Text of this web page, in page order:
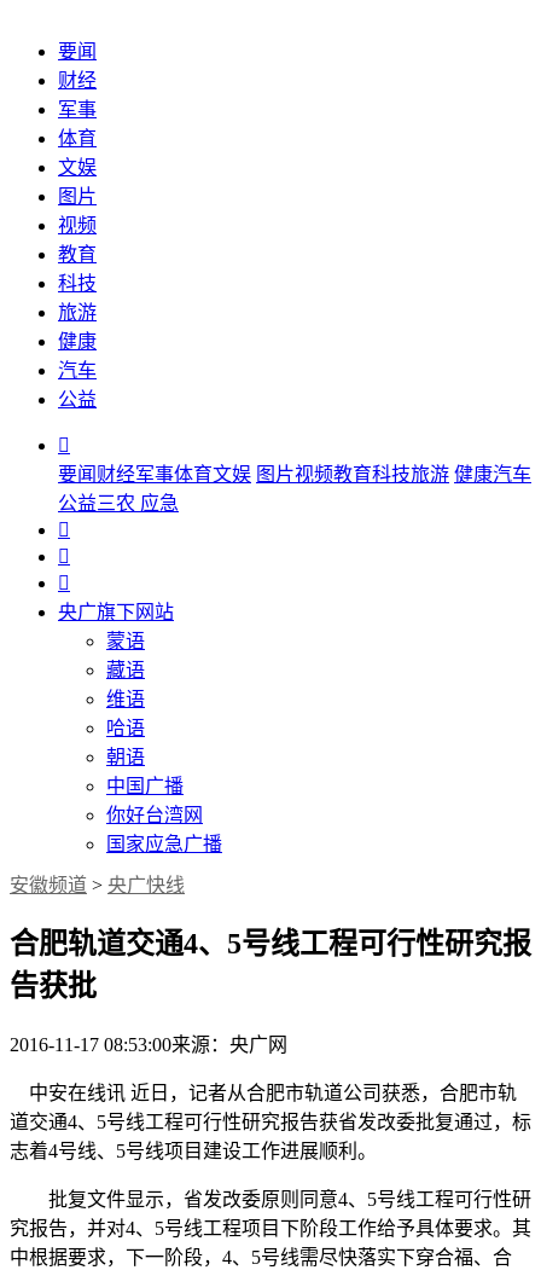
要闻
财经
军事
体育
文娱
图片
视频
教育
科技
旅游
健康
汽车
公益

要闻 财经军事体育文娱 图片视频教育科技旅游 健康汽车
公益三农 应急



央广旗下网站
蒙语
藏语
维语
哈语
朝语
中国广播
你好台湾网
国家应急广播
安徽频道 > 央广快线
合肥轨道交通4、5号线工程可行性研究报
告获批
2016-11-17 08:53:00来源：央广网
中安在线讯 近日，记者从合肥市轨道公司获悉，合肥市轨
道交通4、5号线工程可行性研究报告获省发改委批复通过，标
志着4号线、5号线项目建设工作进展顺利。
批复文件显示，省发改委原则同意4、5号线工程可行性研
究报告，并对4、5号线工程项目下阶段工作给予具体要求。其
中根据要求，下一阶段，4、5号线需尽快落实下穿合福、合